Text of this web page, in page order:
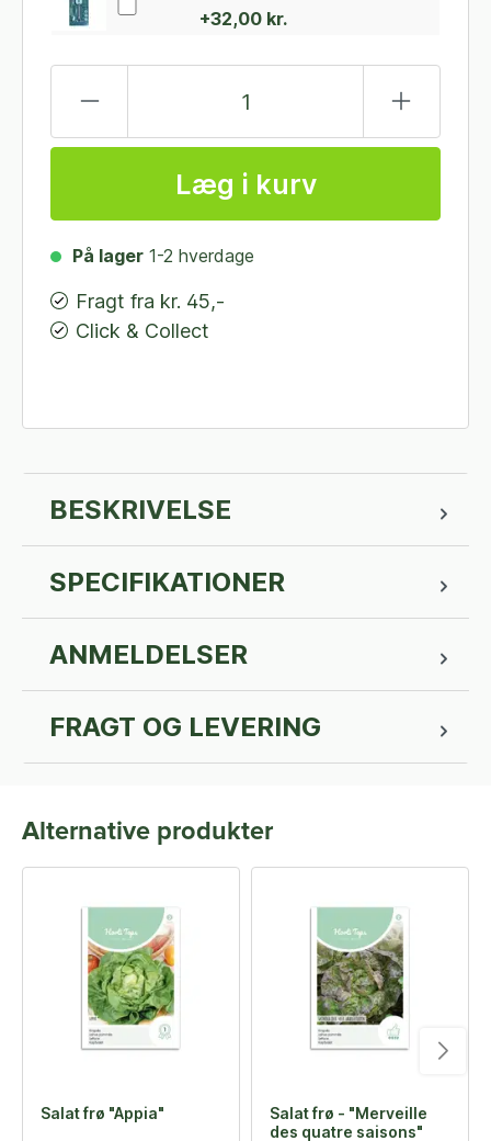
+32,00 kr.
Læg i kurv
På lager 1-2 hverdage
Fragt fra kr. 45,-
Click & Collect
BESKRIVELSE
SPECIFIKATIONER
ANMELDELSER
FRAGT OG LEVERING
Alternative produkter
Salat frø "Appia"
Salat frø - "Merveille
des quatre saisons"